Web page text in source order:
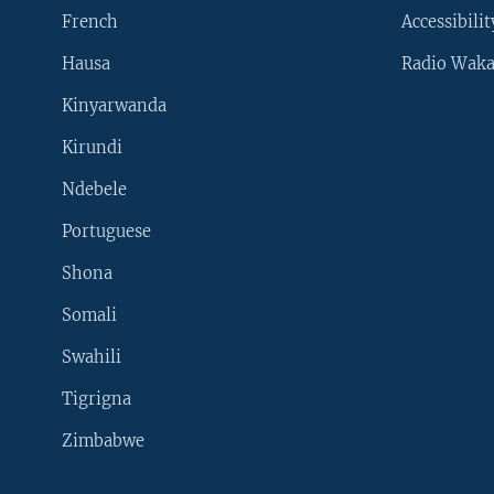
SUIVEZ-NOUS
Langues
French
Hausa
Kinyarwanda
Kirundi
Ndebele
Portuguese
Shona
Somali
Swahili
Tigrigna
Zimbabwe
Radio